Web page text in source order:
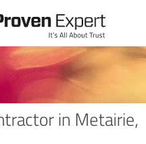
in Metairie,